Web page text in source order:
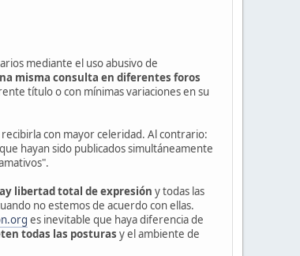
mediante el uso abusivo de
misma consulta en diferentes foros
título o con mínimas variaciones en su
con mayor celeridad. Al contrario:
hayan sido publicados simultáneamente
libertad total de expresión y todas las
no estemos de acuerdo con ellas.
es inevitable que haya diferencia de
todas las posturas y el ambiente de